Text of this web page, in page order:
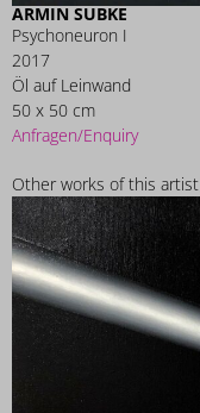
ARMIN SUBKE
Psychoneuron I
2017
Öl auf Leinwand
50 x 50 cm
Anfragen/Enquiry
Other works of this artist